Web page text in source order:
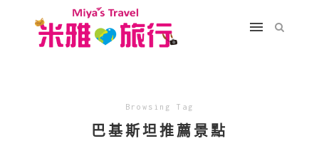
Browsing Tag
巴基斯坦推薦景點